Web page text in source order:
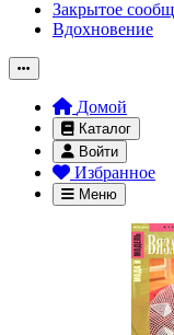
Закрытое
Вдохновение
Домой
Каталог
Войти
Избранное
Меню